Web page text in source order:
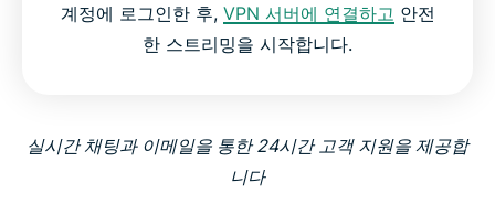
계정에 로그인한 후, VPN 서버에 연결하고 안전
한 스트리밍을 시작합니다.
실시간 채팅과 이메일을 통한 24시간 고객 지원을 제공합
니다